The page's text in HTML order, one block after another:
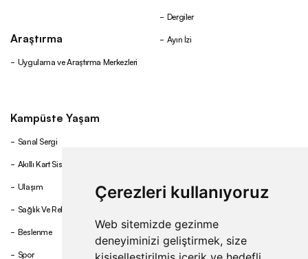
Çerezleri kullanıyoruz
Web sitemizde gezinme
deneyiminizi geliştirmek, size
Araştırma
Uygulama ve Araştırma Merkezleri
Dergiler
Ayın İzi
Kampüste Yaşam
Sanal Sergi
Akıllı Kart Sistemi
Ulaşım
Sağlık Ve Rehberlik
Beslenme
Spor